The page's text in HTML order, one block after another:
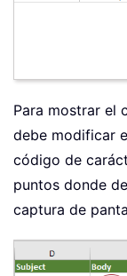
Para mostrar el
debe modificar
código de
puntos donde
captura de